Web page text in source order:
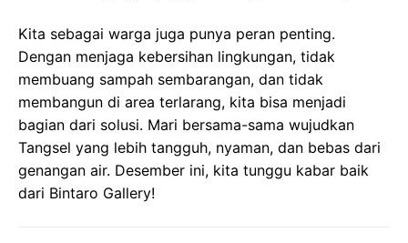
Kita sebagai warga juga punya peran penting.
Dengan menjaga kebersihan lingkungan, tidak
membuang sampah sembarangan, dan tidak
membangun di area terlarang, kita bisa menjadi
bagian dari solusi. Mari bersama-sama wujudkan
Tangsel yang lebih tangguh, nyaman, dan bebas dari
genangan air. Desember ini, kita tunggu kabar baik
dari Bintaro Gallery!